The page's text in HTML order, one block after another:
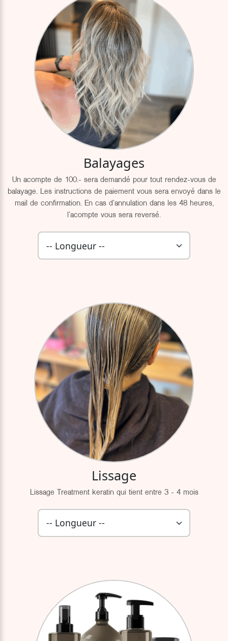
Balayages
Un acompte de 100.- sera demandé pour tout rendez-vous de
balayage. Les instructions de paiement vous sera envoyé dans le
mail de confirmation. En cas d'annulation dans les 48 heures,
l'acompte vous sera reversé.
Lissage
Lissage Treatment keratin qui tient entre 3 - 4 mois